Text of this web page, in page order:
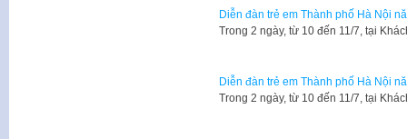
Diễn đàn trẻ em Thành phố Hà Nội
Trong 2 ngày, từ 10 đến 11/7, tại
Diễn đàn trẻ em Thành phố Hà Nội
Trong 2 ngày, từ 10 đến 11/7, tại